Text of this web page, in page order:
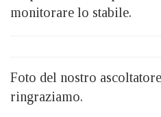
monitorare lo stabile.
Foto del nostro
ringraziamo.